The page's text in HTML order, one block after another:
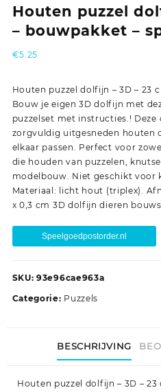
Houten puzzel
– bouwpakket –
€5.25
Houten puzzel dolfijn – 3D – 23
Bouw je eigen 3D dolfijn met
puzzelset met instructies.!
zorgvuldig uitgesneden houten
elkaar passen. Perfect voor
die houden van puzzelen,
modelbouw. Niet geschikt voor
Materiaal: licht hout (triplex).
x 0,3 cm 3D dolfijn dieren
Speelgoedpostorder.nl
SKU: 93e96cae963a
Categorie: Puzzels
BESCHRIJVING
Houten puzzel dolfijn – 3D –